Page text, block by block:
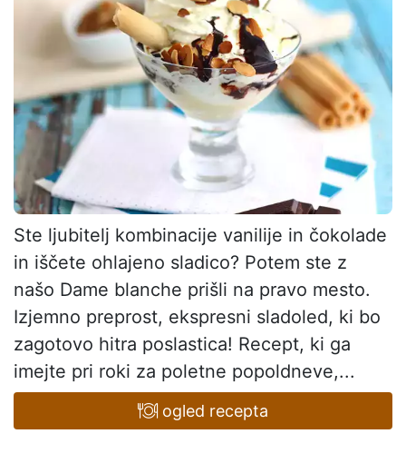
Ste ljubitelj kombinacije vanilije in čokolade
in iščete ohlajeno sladico? Potem ste z
našo Dame blanche prišli na pravo mesto.
Izjemno preprost, ekspresni sladoled, ki bo
zagotovo hitra poslastica! Recept, ki ga
imejte pri roki za poletne popoldneve,...
ogled recepta